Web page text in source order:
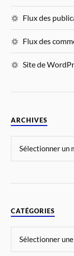
Flux des
Flux des
Site de
ARCHIVES
CATÉGORIES